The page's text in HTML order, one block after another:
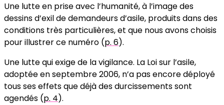
Une lutte en prise avec l’humanité, à l’image des
dessins d’exil de demandeurs d’asile, produits dans des
conditions très particulières, et que nous avons choisis
pour illustrer ce numéro (p. 6).
Une lutte qui exige de la vigilance. La Loi sur l’asile,
adoptée en septembre 2006, n’a pas encore déployé
tous ses effets que déjà des durcissements sont
agendés (p. 4).